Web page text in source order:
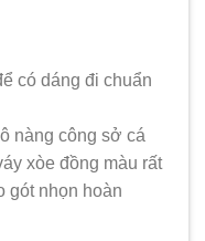
nàng công sở cá
xòe đồng màu rất
gót nhọn hoàn